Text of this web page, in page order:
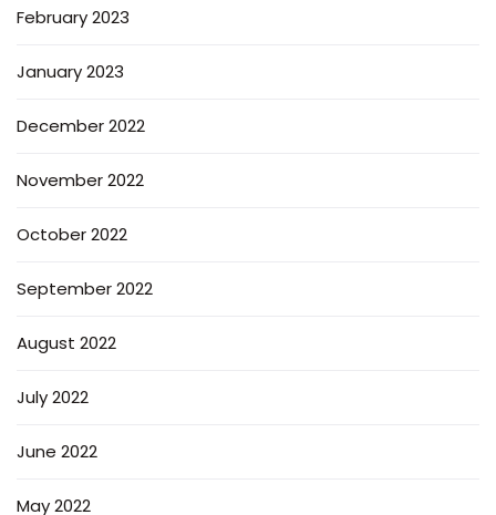
February 2023
January 2023
December 2022
November 2022
October 2022
September 2022
August 2022
July 2022
June 2022
May 2022